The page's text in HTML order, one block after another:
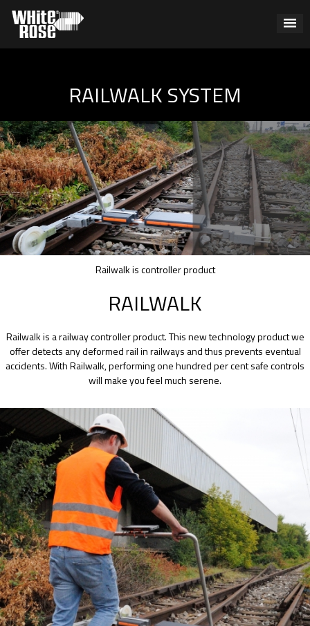
RAILWALK SYSTEM
Railwalk is controller product
RAILWALK
Railwalk is a railway controller product. This new technology product we
offer detects any deformed rail in railways and thus prevents eventual
accidents. With Railwalk, performing one hundred per cent safe controls
will make you feel much serene.